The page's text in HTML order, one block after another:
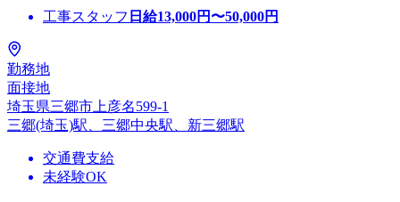
工事スタッフ 日給13,000円〜50,000円
勤務地
面接地
埼玉県三郷市上彦名599-1
三郷(埼玉)駅、三郷中央駅、新三郷駅
交通費支給
未経験OK